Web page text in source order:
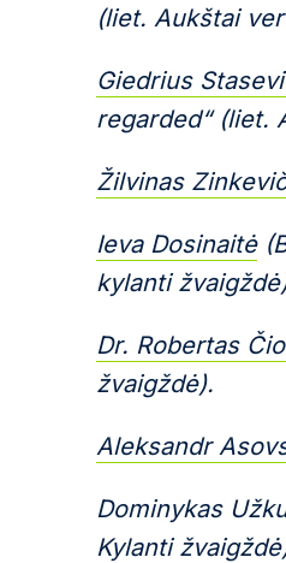
(liet. Aukštai
Giedrius
regarded“ (liet.
Žilvinas
Ieva Dosinaitė
kylanti
Dr. Robertas
žvaigždė).
Aleksandr
Dominykas
Kylanti